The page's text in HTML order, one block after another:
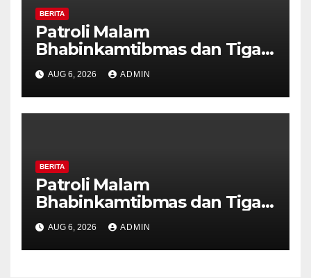
BERITA
Patroli Malam
Bhabinkamtibmas dan Tiga
Pilar Kelurahan Ungaran
Perkuat Kamtibmas, Warga
Diajak Aktifkan Ronda
AUG 6, 2026 ADMIN
BERITA
Patroli Malam
Bhabinkamtibmas dan Tiga
Pilar Kelurahan Ungaran
Perkuat Kamtibmas, Warga
Diajak Aktifkan Ronda
AUG 6, 2026 ADMIN